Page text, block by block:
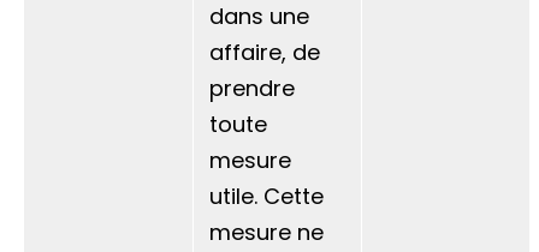
dans une
affaire, de
prendre
toute
mesure
utile. Cette
mesure ne